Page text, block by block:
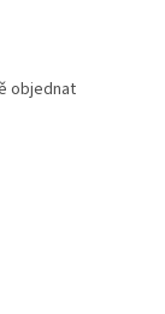
objednat